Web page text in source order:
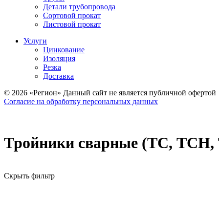
Детали трубопровода
Сортовой прокат
Листовой прокат
Услуги
Цинкование
Изоляция
Резка
Доставка
© 2026 «Регион» Данный сайт не является публичной офертой
Согласие на обработку персональных данных
Тройники сварные (ТС,
Скрыть фильтр